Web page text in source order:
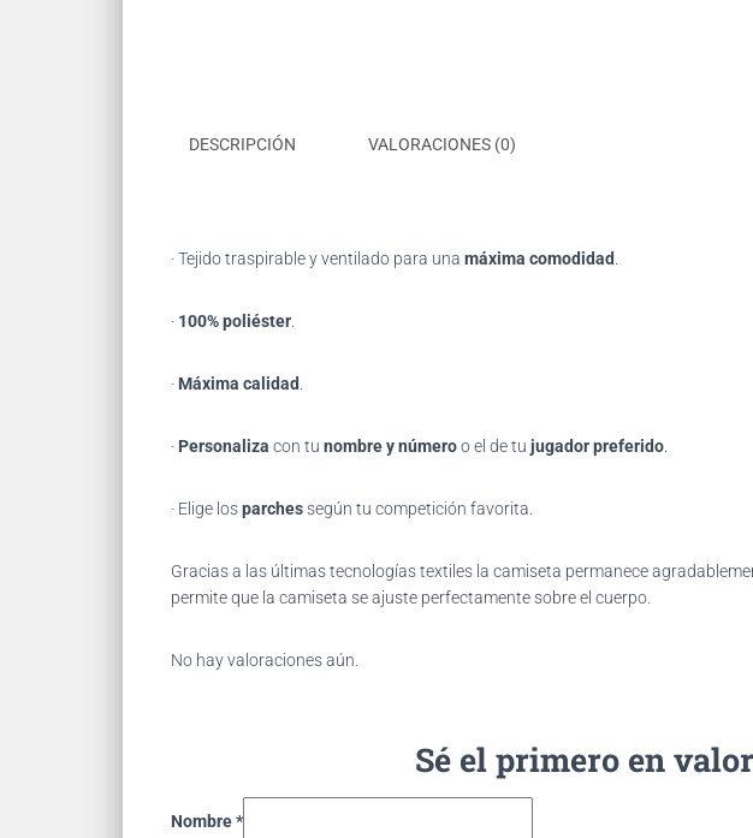
DESCRIPCIÓN VALORACIONES (0)
· Tejido traspirable y ventilado para una máxima comodidad
· 100% poliéster
· Máxima calidad
· Personaliza con tu nombre y númeroo el de tu jugador preferido
· Elige losparchessegún tu competición favorita.
Graciasa las últimas tecnologías textiles la camiseta permanece
permite que la camiseta se ajuste perfectamente sobre el cuerpo.
No hay valoraciones aún.
Sé el primero en
Nombre*